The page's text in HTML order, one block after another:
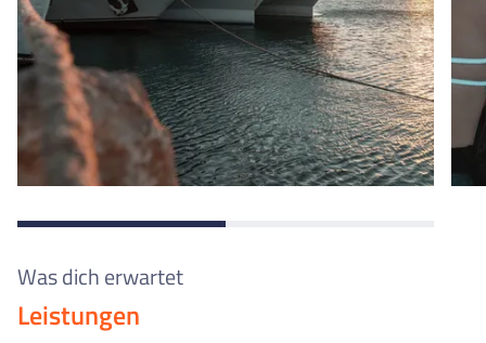
Zrce Beach steht für das Feiern unter „Sonne, Mond &
Sternen“.
Was dich erwartet
Leistungen